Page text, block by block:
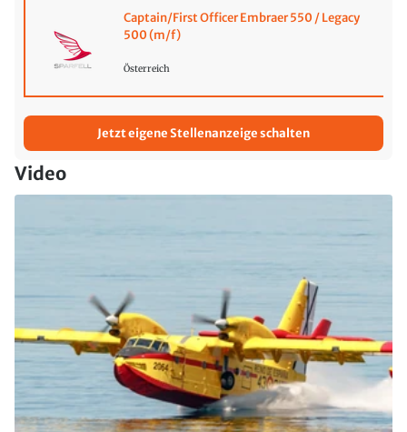
Captain/First Officer Embraer 550 / Legacy
500 (m/f)
Österreich
Jetzt eigene Stellenanzeige schalten
Video